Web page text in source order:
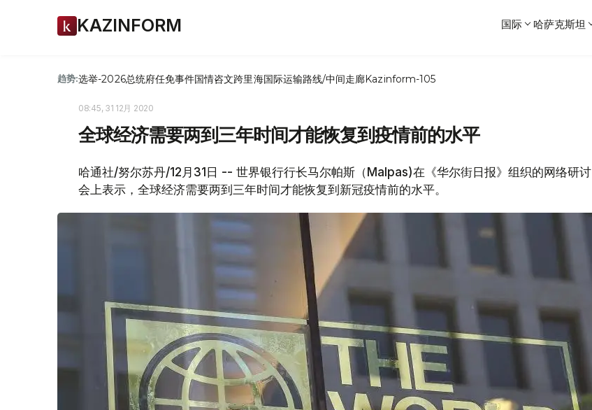
KAZINFORM 国际 哈萨克斯坦
趋势:选举-2026总统府任免事件国情咨文跨里海国际运输路线/中间走廊Kazinform-105
08:45, 31 12月 2020
全球经济需要两到三年时间才能恢复到疫情前的水平
哈通社/努尔苏丹/12月31日 -- 世界银行行长马尔帕斯（Malpas)在《华尔街日报》组织的网络研讨
会上表示，全球经济需要两到三年时间才能恢复到新冠疫情前的水平。